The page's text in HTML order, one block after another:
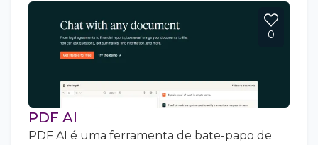
0
PDF AI
PDF AI é uma ferramenta de bate-papo de